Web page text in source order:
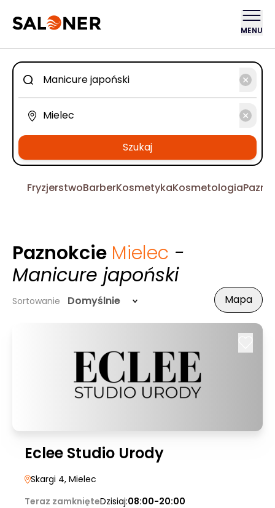
MENU
Szukaj
FryzjerstwoBarberKosmetykaKosmetologia
Paznokcie Mielec -
Manicure japoński
Sortowanie Domyślnie Mapa
Eclee Studio Urody
Skargi 4, Mielec
Teraz zamknięteDzisiaj:08:00-20:00